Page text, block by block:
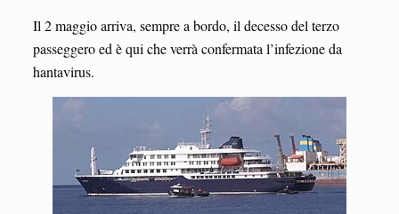
Il 2 maggio arriva, sempre a bordo, il decesso del terzo
passeggero ed è qui che verrà confermata l’infezione da
hantavirus.